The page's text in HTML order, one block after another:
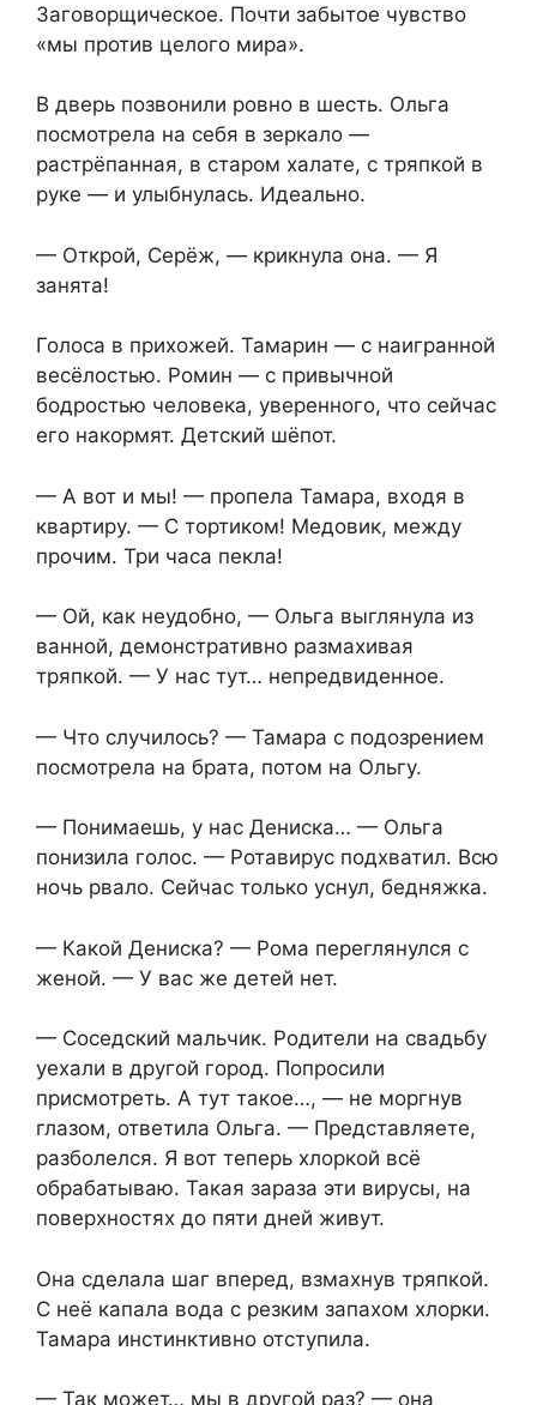
Заговорщическое. Почти забытое чувство
«мы против целого мира».
В дверь позвонили ровно в шесть. Ольга
посмотрела на себя в зеркало —
растрёпанная, в старом халате, с тряпкой в
руке — и улыбнулась. Идеально.
— Открой, Серёж, — крикнула она. — Я
занята!
Голоса в прихожей. Тамарин — с наигранной
весёлостью. Ромин — с привычной
бодростью человека, уверенного, что сейчас
его накормят. Детский шёпот.
— А вот и мы! — пропела Тамара, входя в
квартиру. — С тортиком! Медовик, между
прочим. Три часа пекла!
— Ой, как неудобно, — Ольга выглянула из
ванной, демонстративно размахивая
тряпкой. — У нас тут… непредвиденное.
— Что случилось? — Тамара с подозрением
посмотрела на брата, потом на Ольгу.
— Понимаешь, у нас Дениска… — Ольга
понизила голос. — Ротавирус подхватил. Всю
ночь рвало. Сейчас только уснул, бедняжка.
— Какой Дениска? — Рома переглянулся с
женой. — У вас же детей нет.
— Соседский мальчик. Родители на свадьбу
уехали в другой город. Попросили
присмотреть. А тут такое…, — не моргнув
глазом, ответила Ольга. — Представляете,
разболелся. Я вот теперь хлоркой всё
обрабатываю. Такая зараза эти вирусы, на
поверхностях до пяти дней живут.
Она сделала шаг вперед, взмахнув тряпкой.
С неё капала вода с резким запахом хлорки.
Тамара инстинктивно отступила.
— Так может… мы в другой раз? — она